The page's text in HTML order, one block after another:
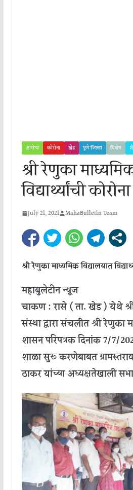
आरोग्य कोरोना खेड पुणे जिल्हा विशेष
श्री रेणुका
विद्यार्थ्यांची
July 21, 2021 MahaBulletin Team
श्री रेणुका माध्यमिक विद्यालयात
महाबुलेटीन न्यूज
चाकण : रासे ( ता. खेड ) येथे
संस्था द्वारा संचलीत श्री रेणुका
शासन परिपत्रक दिनांक 7/7/
शाळा सुरू करणेबाबत
ठाकर यांच्या अध्यक्षतेखाली